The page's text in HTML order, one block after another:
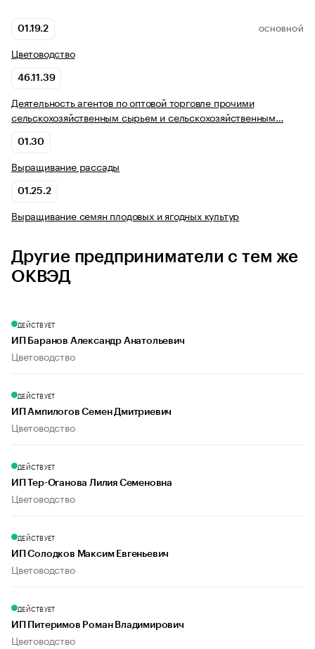
01.19.2 ОСНОВНОЙ
Цветоводство
46.11.39
Деятельность агентов по оптовой торговле прочими
сельскохозяйственным сырьем и сельскохозяйственным…
01.30
Выращивание рассады
01.25.2
Выращивание семян плодовых и ягодных культур
Другие предприниматели с тем же
ОКВЭД
ДЕЙСТВУЕТ
ИП Баранов Александр Анатольевич
Цветоводство
ДЕЙСТВУЕТ
ИП Ампилогов Семен Дмитриевич
Цветоводство
ДЕЙСТВУЕТ
ИП Тер-Оганова Лилия Семеновна
Цветоводство
ДЕЙСТВУЕТ
ИП Солодков Максим Евгеньевич
Цветоводство
ДЕЙСТВУЕТ
ИП Питеримов Роман Владимирович
Цветоводство